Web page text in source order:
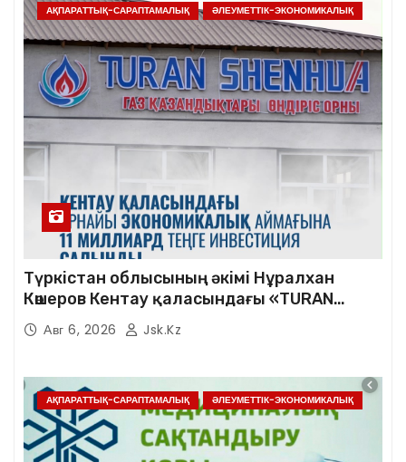
АҚПАРАТТЫҚ-САРАПТАМАЛЫҚ ӘЛЕУМЕТТІК-ЭКОНОМИКАЛЫҚ
Түркістан облысының әкімі Нұралхан
Көшеров Кентау қаласындағы «TURAN
SHENHUA» зауытының жұмысымен
танысты
Авг 6, 2026 Jsk.kz
АҚПАРАТТЫҚ-САРАПТАМАЛЫҚ ӘЛЕУМЕТТІК-ЭКОНОМИКАЛЫҚ